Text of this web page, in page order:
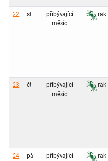
22 st
přibývající
měsíc
rak
23 čt
přibývající
měsíc
rak
24 pá
přibývající
rak